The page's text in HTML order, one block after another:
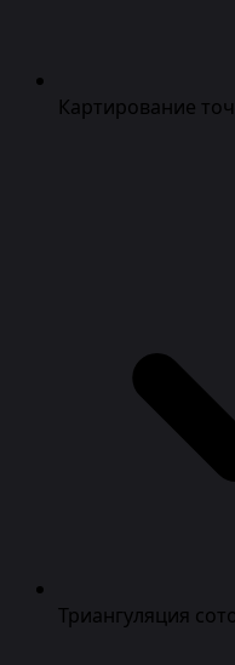
Картирование
Триангуляция